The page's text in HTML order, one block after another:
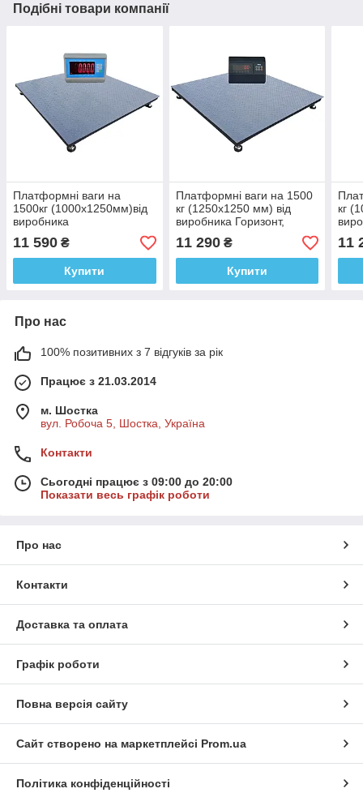
Подібні товари компанії
Платформні ваги на
1500кг (1000х1250мм)від
виробника
Горизонт,дисплей
50мм,електронні,серія
«СТАНДАРТ»
11 590 ₴
Купити
Платформні ваги на 1500
кг (1250х1250 мм) від
виробника Горизонт,
електронні, серія
«СТАНДАРТ»
11 290₴
Купити
кг
11
Про нас
100% позитивних з 7 відгуків за рік
Працює з 21.03.2014
м. Шостка
вул. Робоча 5, Шостка, Україна
Контакти
Сьогодні працює з 09:00 до 20:00
Показати весь графік роботи
Про нас
Контакти
Доставка та оплата
Графік роботи
Повна версія сайту
Сайт створено на маркетплейсі Prom.ua
Політика конфіденційності